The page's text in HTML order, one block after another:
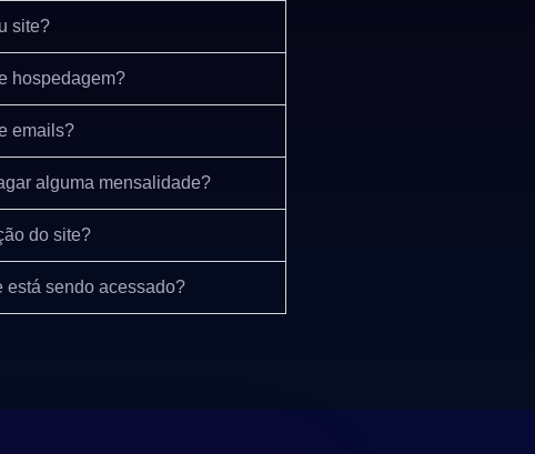
site?
hospedagem?
emails?
alguma mensalidade?
do site?
está sendo acessado?